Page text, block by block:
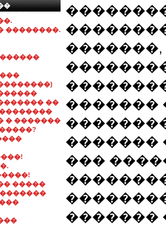
��������.
��
��������
� �������
�����
�������,
�������
�������
���
�������